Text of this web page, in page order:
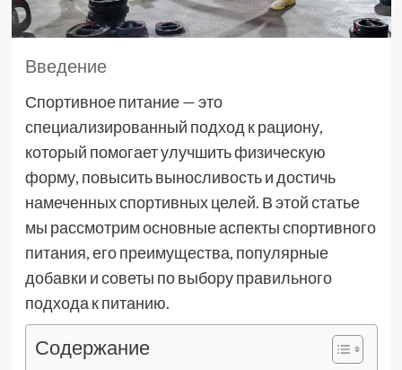
Введение
Спортивное питание — это
специализированный подход к рациону,
который помогает улучшить физическую
форму, повысить выносливость и достичь
намеченных спортивных целей. В этой статье
мы рассмотрим основные аспекты спортивного
питания, его преимущества, популярные
добавки и советы по выбору правильного
подхода к питанию.
Содержание